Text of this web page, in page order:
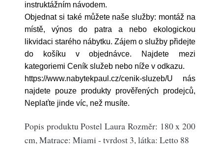
instruktážním návodem.
Objednat si také můžete naše služby: montáž na
místě, výnos do patra a nebo ekologickou
likvidaci starého nábytku. Zájem o služby přidejte
do košíku v objednávce. Najdete mezi
kategoriemi Ceník služeb nebo níže v odkazu.
https://www.nabytekpaul.cz/cenik-sluzeb/U nás
najdete pouze produkty prověřených prodejců,
Neplaťte jinde víc, než musíte.
Popis produktu Postel Laura Rozměr: 180 x 200
cm, Matrace: Miami - tvrdost 3, látka: Letto 88